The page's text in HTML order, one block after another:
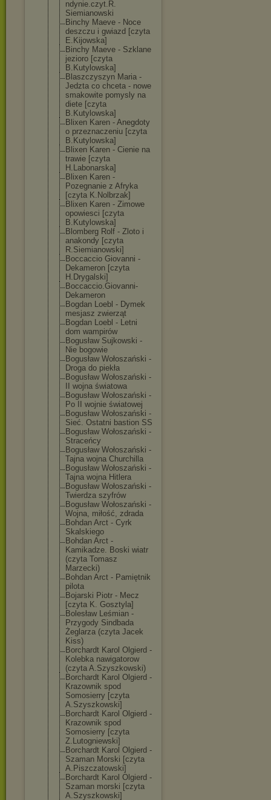
ndynie.czyt.R.
Siemianowski
Binchy Maeve - Noce
deszczu i gwiazd [czyta
E.Kijowska]
Binchy Maeve - Szklane
jezioro [czyta
B.Kutylowska]
Blaszczyszyn Maria -
Jedzta co chceta - nowe
smakowite pomysly na
diete [czyta
B.Kutylowska]
Blixen Karen - Anegdoty
o przeznaczeniu [czyta
B.Kutylowska]
Blixen Karen - Cienie na
trawie [czyta
H.Labonarska]
Blixen Karen -
Pozegnanie z Afryka
[czyta K.Nolbrzak]
Blixen Karen - Zimowe
opowiesci [czyta
B.Kutylowska]
Blomberg Rolf - Zloto i
anakondy [czyta
R.Siemianowski]
Boccaccio Giovanni -
Dekameron [czyta
H.Drygalski]
Boccaccio.Giovanni-
Dekameron
Bogdan Loebl - Dymek
mesjasz zwierząt
Bogdan Loebl - Letni
dom wampirów
Bogusław Sujkowski -
Nie bogowie
Bogusław Wołoszański -
Droga do piekła
Bogusław Wołoszański -
II wojna światowa
Bogusław Wołoszański -
Po II wojnie światowej
Bogusław Wołoszański -
Sieć. Ostatni bastion SS
Bogusław Wołoszański -
Straceńcy
Bogusław Wołoszański -
Tajna wojna Churchilla
Bogusław Wołoszański -
Tajna wojna Hitlera
Bogusław Wołoszański -
Twierdza szyfrów
Bogusław Wołoszański -
Wojna, miłość, zdrada
Bohdan Arct - Cyrk
Skalskiego
Bohdan Arct -
Kamikadze. Boski wiatr
(czyta Tomasz
Marzecki)
Bohdan Arct - Pamiętnik
pilota
Bojarski Piotr - Mecz
[czyta K. Gosztyla]
Bolesław Leśmian -
Przygody Sindbada
Żeglarza (czyta Jacek
Kiss)
Borchardt Karol Olgierd -
Kolebka nawigatorow
(czyta A.Szyszkowski)
Borchardt Karol Olgierd -
Krazownik spod
Somosierry [czyta
A.Szyszkowski]
Borchardt Karol Olgierd -
Krazownik spod
Somosierry [czyta
Z.Lutogniewski]
Borchardt Karol Olgierd -
Szaman Morski [czyta
A.Piszczatowski]
Borchardt Karol Olgierd -
Szaman morski [czyta
A.Szyszkowski]